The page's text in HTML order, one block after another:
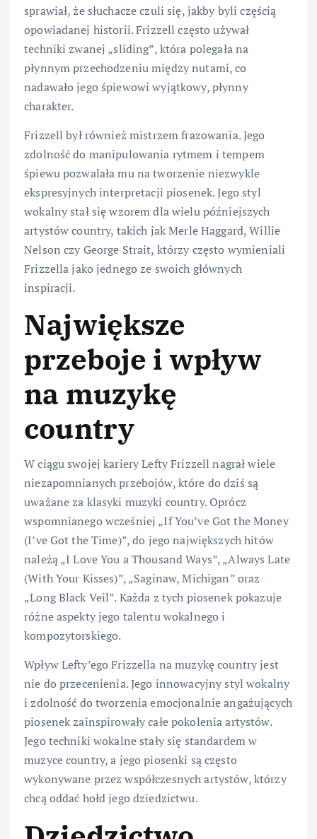
sprawiał, że słuchacze czuli się, jakby byli częścią
opowiadanej historii. Frizzell często używał
techniki zwanej „sliding”, która polegała na
płynnym przechodzeniu między nutami, co
nadawało jego śpiewowi wyjątkowy, płynny
charakter.
Frizzell był również mistrzem frazowania. Jego
zdolność do manipulowania rytmem i tempem
śpiewu pozwalała mu na tworzenie niezwykle
ekspresyjnych interpretacji piosenek. Jego styl
wokalny stał się wzorem dla wielu późniejszych
artystów country, takich jak Merle Haggard, Willie
Nelson czy George Strait, którzy często wymieniali
Frizzella jako jednego ze swoich głównych
inspiracji.
Największe
przeboje i wpływ
na muzykę
country
W ciągu swojej kariery Lefty Frizzell nagrał wiele
niezapomnianych przebojów, które do dziś są
uważane za klasyki muzyki country. Oprócz
wspomnianego wcześniej „If You’ve Got the Money
(I’ve Got the Time)”, do jego największych hitów
należą „I Love You a Thousand Ways”, „Always Late
(With Your Kisses)”, „Saginaw, Michigan” oraz
„Long Black Veil”. Każda z tych piosenek pokazuje
różne aspekty jego talentu wokalnego i
kompozytorskiego.
Wpływ Lefty’ego Frizzella na muzykę country jest
nie do przecenienia. Jego innowacyjny styl wokalny
i zdolność do tworzenia emocjonalnie angażujących
piosenek zainspirowały całe pokolenia artystów.
Jego techniki wokalne stały się standardem w
muzyce country, a jego piosenki są często
wykonywane przez współczesnych artystów, którzy
chcą oddać hołd jego dziedzictwu.